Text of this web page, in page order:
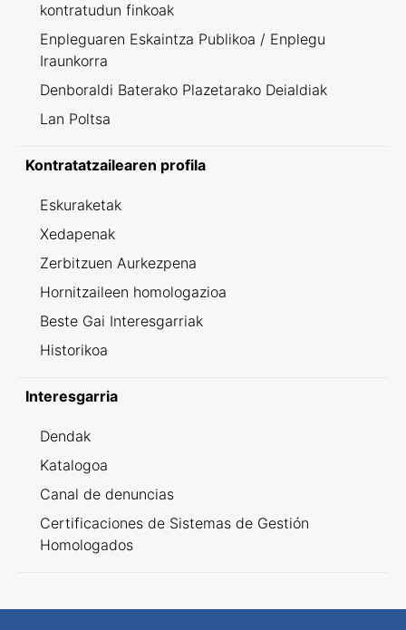
kontratudun finkoak
Enpleguaren Eskaintza Publikoa / Enplegu
Iraunkorra
Denboraldi Baterako Plazetarako Deialdiak
Lan Poltsa
Kontratatzailearen profila
Eskuraketak
Xedapenak
Zerbitzuen Aurkezpena
Hornitzaileen homologazioa
Beste Gai Interesgarriak
Historikoa
Interesgarria
Dendak
Katalogoa
Canal de denuncias
Certificaciones de Sistemas de Gestión
Homologados